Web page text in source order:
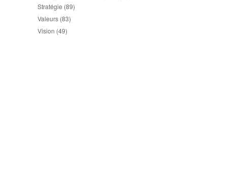
Stratégie (89)
Valeurs (83)
Vision (49)